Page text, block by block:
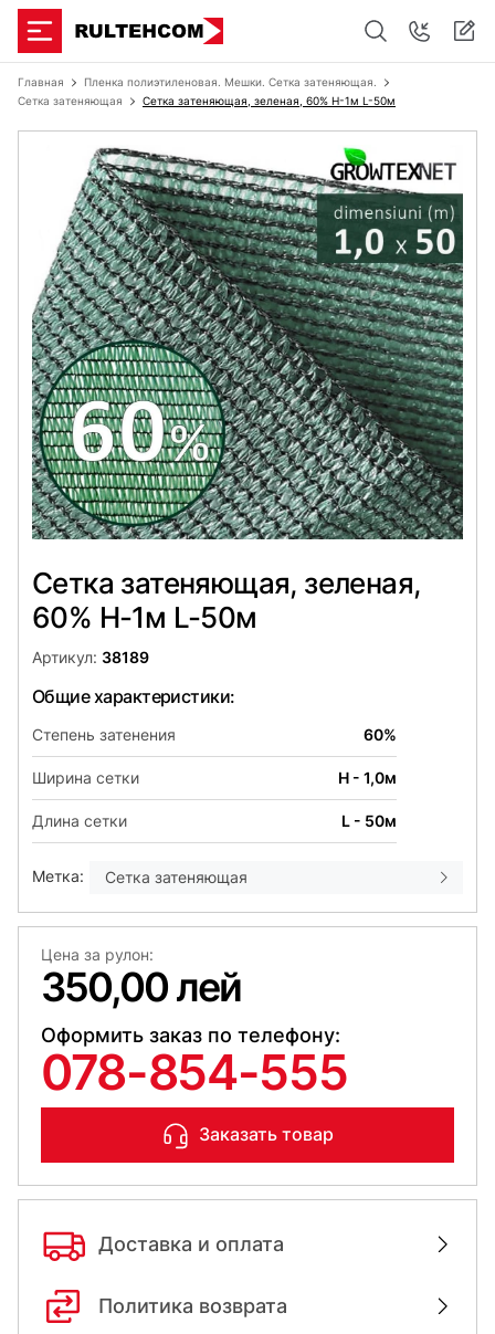
Главная
Пленка полиэтиленовая. Мешки. Сетка затеняющая.
Сетка затеняющая
Сетка затеняющая, зеленая, 60% H-1м L-50м
Сетка затеняющая, зеленая,
60% H-1м L-50м
Артикул: 38189
Общие характеристики:
Степень затенения 60%
Ширина сетки H - 1,0м
Длина сетки L - 50м
Метка: Сетка затеняющая
Цена за рулон:
350,00 лей
Оформить заказ по телефону:
078-854-555
Заказать товар
Доставка и оплата
Политика возврата